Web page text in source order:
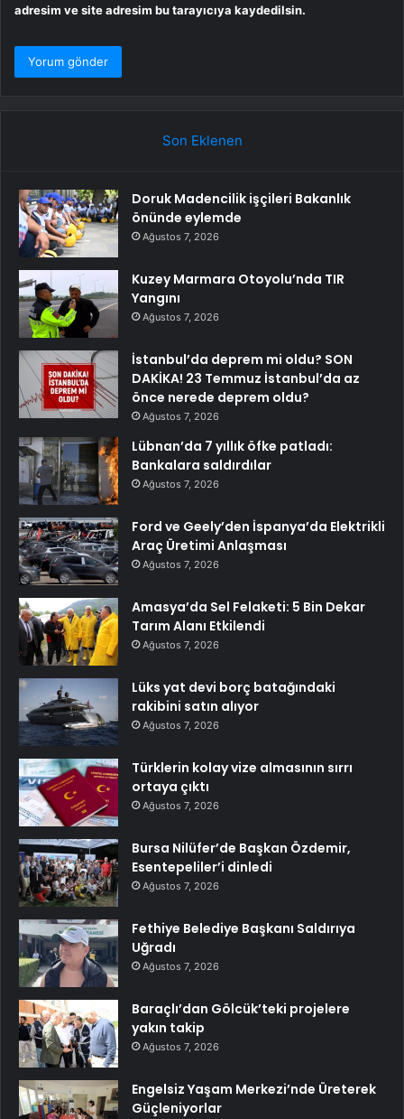
adresim ve site adresim bu tarayıcıya kaydedilsin.
Son Eklenen
Doruk Madencilik işçileri Bakanlık
önünde eylemde
Ağustos 7, 2026
Kuzey Marmara Otoyolu’nda TIR
Yangını
Ağustos 7, 2026
İstanbul’da deprem mi oldu? SON
DAKİKA! 23 Temmuz İstanbul’da az
önce nerede deprem oldu?
Ağustos 7, 2026
Lübnan’da 7 yıllık öfke patladı:
Bankalara saldırdılar
Ağustos 7, 2026
Ford ve Geely’den İspanya’da Elektrikli
Araç Üretimi Anlaşması
Ağustos 7, 2026
Amasya’da Sel Felaketi: 5 Bin Dekar
Tarım Alanı Etkilendi
Ağustos 7, 2026
Lüks yat devi borç batağındaki
rakibini satın alıyor
Ağustos 7, 2026
Türklerin kolay vize almasının sırrı
ortaya çıktı
Ağustos 7, 2026
Bursa Nilüfer’de Başkan Özdemir,
Esentepeliler’i dinledi
Ağustos 7, 2026
Fethiye Belediye Başkanı Saldırıya
Uğradı
Ağustos 7, 2026
Baraçlı’dan Gölcük’teki projelere
yakın takip
Ağustos 7, 2026
Engelsiz Yaşam Merkezi’nde Üreterek
Güçleniyorlar